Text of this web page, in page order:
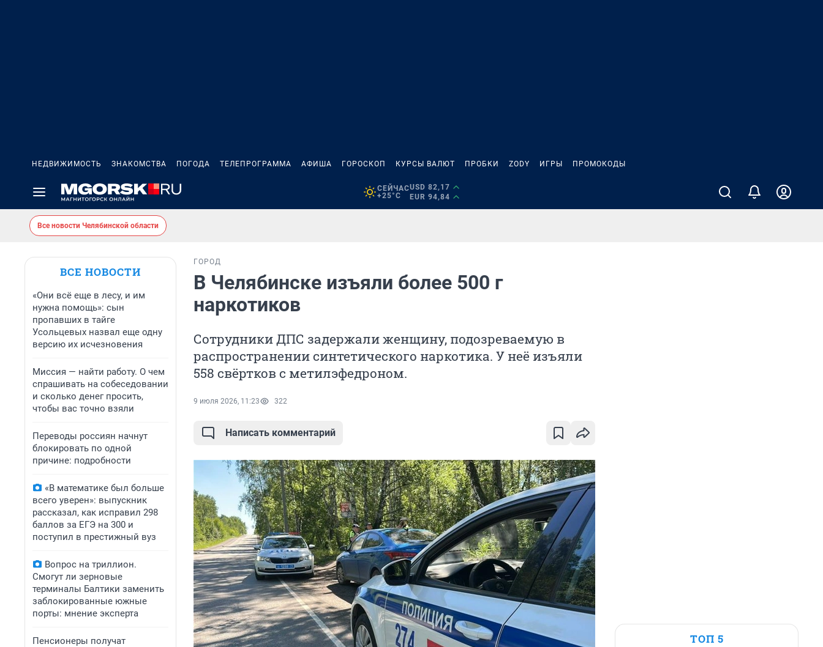
НЕДВИЖИМОСТЬ ЗНАКОМСТВА ПОГОДА ТЕЛЕПРОГРАММА АФИША ГОРОСКОП КУРСЫ ВАЛЮТ ПРОБКИ ZODY ИГРЫ ПРОМОКОДЫ
СЕЙЧАС
+25°C
USD 82,17
EUR 94,84
Все новости Челябинской области
ВСЕ НОВОСТИ
«Они всё еще в лесу, и им
нужна помощь»: сын
пропавших в тайге
Усольцевых назвал еще одну
версию их исчезновения
Миссия — найти работу. О чем
спрашивать на собеседовании
и сколько денег просить,
чтобы вас точно взяли
Переводы россиян начнут
блокировать по одной
причине: подробности
«В математике был больше
всего уверен»: выпускник
рассказал, как исправил 298
баллов за ЕГЭ на 300 и
поступил в престижный вуз
Вопрос на триллион.
Смогут ли зерновые
терминалы Балтики заменить
заблокированные южные
порты: мнение эксперта
Пенсионеры получат
ГОРОД
В Челябинске изъяли более 500 г
наркотиков
Сотрудники ДПС задержали женщину, подозреваемую в
распространении синтетического наркотика. У неё изъяли
558 свёртков с метилэфедроном.
9 июля 2026, 11:23 322
Написать комментарий
ТОП 5